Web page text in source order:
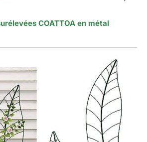
COATTOA en métal